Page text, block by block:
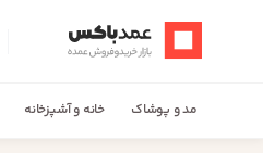
عمدباکس — بازگشت به صفحه اصلی
مد و پوشاک خانه و آشپزخانه